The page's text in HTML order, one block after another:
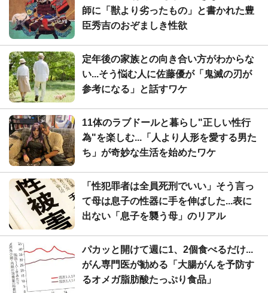
師に「獣より劣ったもの」と書かれた豊
臣秀吉のおぞましき性欲
定年後の家族との向き合い方がわからな
い...そう悩む人に佐藤優が「鬼滅の刃が
参考になる」と話すワケ
11体のラブドールと暮らし"正しい性行
為"を楽しむ...「人より人形を愛する男た
ち」が奇妙な生活を始めたワケ
「性犯罪者は全員死刑でいい」そう言っ
て母は息子の性器に手を伸ばした...表に
出ない「息子を襲う母」のリアル
パカッと開けて週に1、2個食べるだけ...
がん専門医が勧める「大腸がんを予防す
るオメガ脂肪酸たっぷり食品」